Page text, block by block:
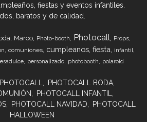
fiestas y eventos infantiles.
baratos y de calidad.
Marco Photo-booth Photocall Props
comuniones cumpleanos fiesta infantil
personalizado photobooth polaroid
PHOTOCALL BODA
PHOTOCALL INFANTIL
PHOTOCALL NAVIDAD
PHOTOCALL
HALLOWEEN